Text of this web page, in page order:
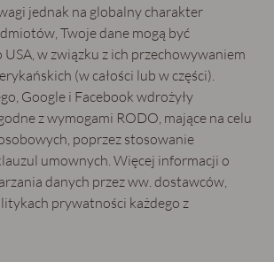
jednak na globalny charakter
Twoje dane mogą być
w związku z ich przechowywaniem
(w całości lub w części).
Google i Facebook wdrożyły
z wymogami RODO, mające na celu
poprzez stosowanie
umownych. Więcej informacji o
danych przez ww. dostawców,
prywatności każdego z